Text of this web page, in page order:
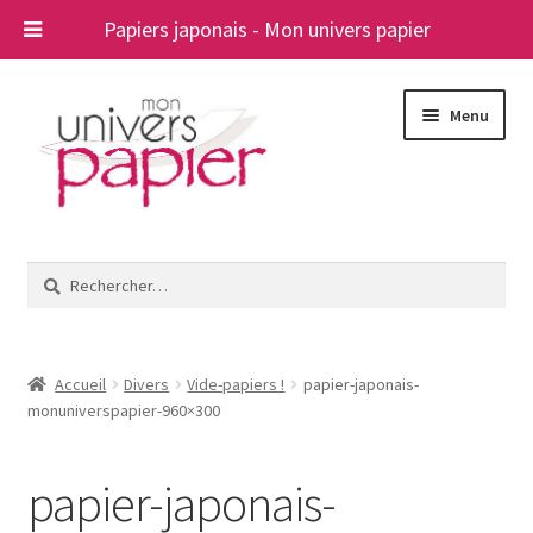
Papiers japonais - Mon univers papier
navigation
contenu
Menu
le
A propos
Rechercher :
Accueil Divers Vide-papiers !
papier-japonais-
monuniverspapier-960×300
papier-japonais-